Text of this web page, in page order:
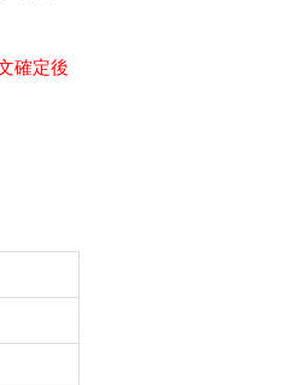
確定後